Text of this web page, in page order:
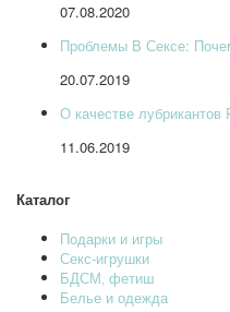
07.08.2020
Проблемы В Сексе:
20.07.2019
О качестве лубрикантов
11.06.2019
Каталог
Подарки и игры
Секс-игрушки
БДСМ‚ фетиш
Белье и одежда